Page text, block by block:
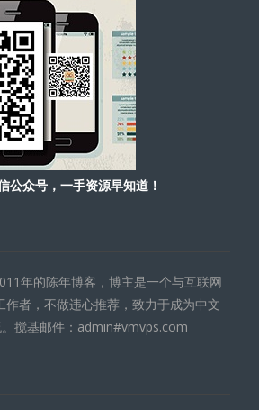
公众号，一手资源早知道！
年的陈年博客，博主是一个与互联网
者，不做违心推荐，致力于成为中文
搅基邮件：admin#vmvps.com